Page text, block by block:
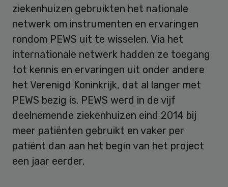
ziekenhuizen gebruikten het nationale
netwerk om instrumenten en ervaringen
rondom PEWS uit te wisselen. Via het
internationale netwerk hadden ze toegang
tot kennis en ervaringen uit onder andere
het Verenigd Koninkrijk, dat al langer met
PEWS bezig is. PEWS werd in de vijf
deelnemende ziekenhuizen eind 2014 bij
meer patiënten gebruikt en vaker per
patiënt dan aan het begin van het project
een jaar eerder.